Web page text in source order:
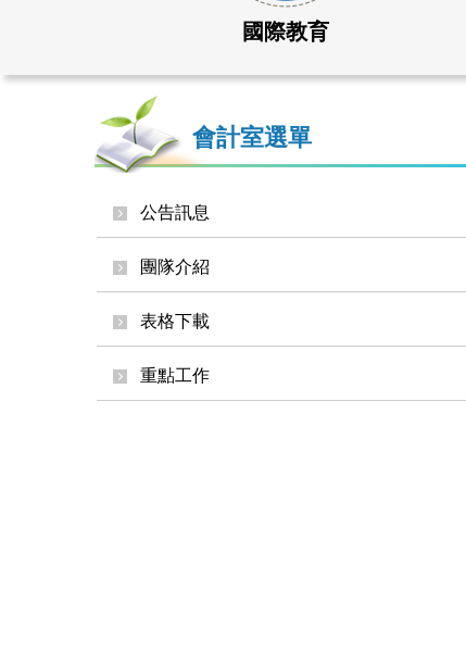
國際教育
會計室選單
公告訊息
團隊介紹
表格下載
重點工作